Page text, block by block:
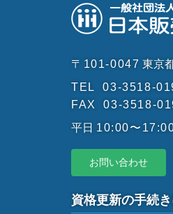
〒101-0047 東京
TEL
03-3518-
FAX
03-3518-
平日 10:00〜
お問い合わせ
資格更新の手続